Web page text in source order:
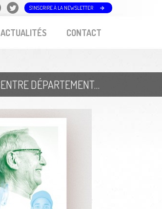
ACTUALITÉS CONTACT
S'INSCRIRE À LA NEWSLETTER
DÉPARTEMENT DES LANDES // CHARTE GRAPHIQUE CENTRE DÉPARTEMENTAL D'ACTION SOCIALE